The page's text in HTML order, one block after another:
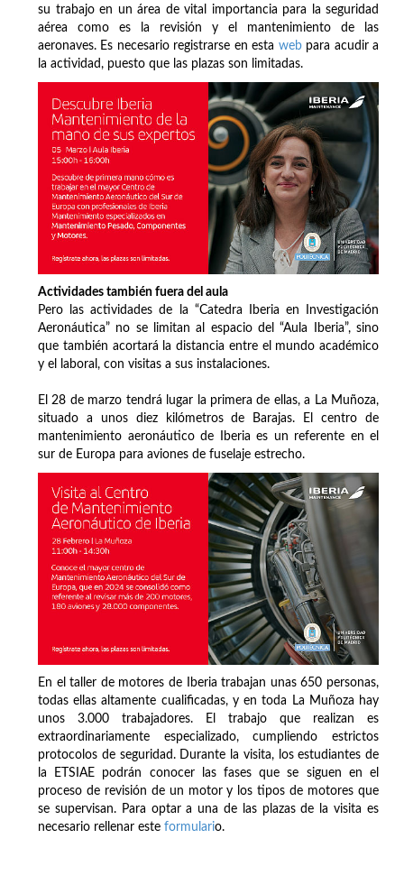
su trabajo en un área de vital importancia para la seguridad
aérea como es la revisión y el mantenimiento de las
aeronaves. Es necesario registrarse en esta webpara acudir a
la actividad, puesto que las plazas son limitadas.
Actividades también fuera del aula
Pero las actividades de la “Catedra Iberia en Investigación
Aeronáutica” no se limitan al espacio del “Aula Iberia”, sino
que también acortará la distancia entre el mundo académico
y el laboral, con visitas a sus instalaciones.
El 28 de marzo tendrá lugar la primera de ellas, a La Muñoza,
situado a unos diez kilómetros de Barajas. El centro de
mantenimiento aeronáutico de Iberia es un referente en el
sur de Europa para aviones de fuselaje estrecho.
En el taller de motores de Iberia trabajan unas 650 personas,
todas ellas altamente cualificadas, y en toda La Muñoza hay
unos 3.000 trabajadores. El trabajo que realizan es
extraordinariamente especializado, cumpliendo estrictos
protocolos de seguridad. Durante la visita, los estudiantes de
la ETSIAE podrán conocer las fases que se siguen en el
proceso de revisión de un motor y los tipos de motores que
se supervisan. Para optar a una de las plazas de la visita es
necesario rellenar este formulario.